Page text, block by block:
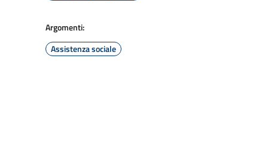
Argomenti:
Assistenza sociale